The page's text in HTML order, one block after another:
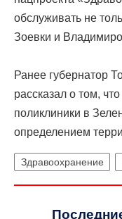
обслуживать не
Зоевки и
Ранее губернатор
рассказал о том,
поликлиники в
определением
Здравоохранение